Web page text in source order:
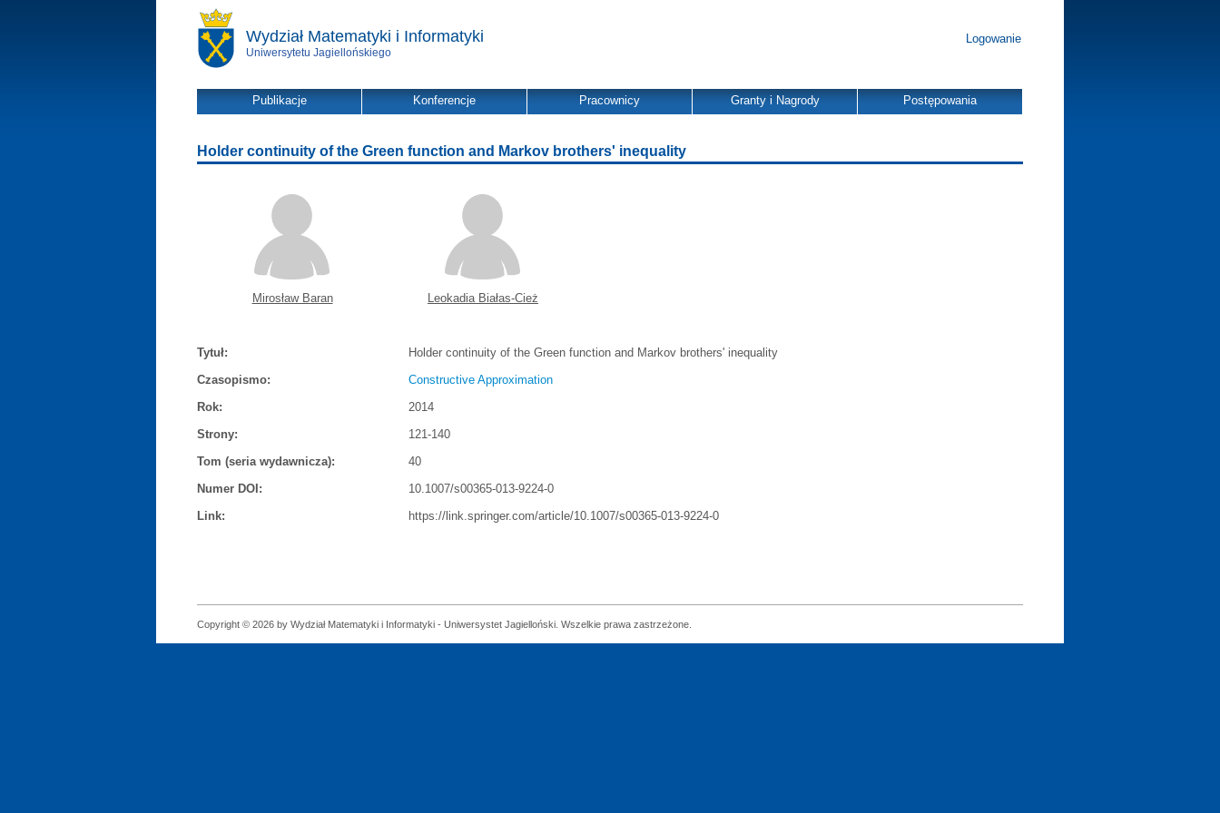
Wydział Matematyki i Informatyki
Uniwersytetu Jagiellońskiego
Logowanie
Publikacje Konferencje Pracownicy Granty i Nagrody Postępowania
Holder continuity of the Green function and Markov brothers' inequality
Mirosław Baran Leokadia Białas-Cież
Tytuł:
Holder continuity of the Green function and Markov brothers' inequality
Czasopismo:
Constructive Approximation
Rok:
2014
Strony:
121-140
Tom (seria wydawnicza):
40
Numer DOI:
10.1007/s00365-013-9224-0
Link:
https://link.springer.com/article/10.1007/s00365-013-9224-0
Copyright © 2026 by Wydział Matematyki i Informatyki - Uniwersystet Jagielloński. Wszelkie prawa zastrzeżone.